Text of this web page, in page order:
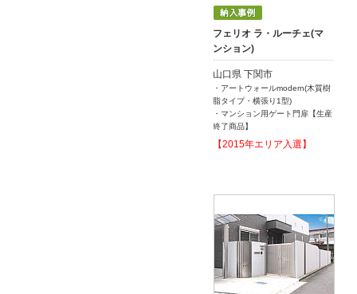
フェリオ ラ・ルーチェ(マ
ンション)
山口県 下関市
・アートウォールmodern(木質樹
脂タイプ・横張り1型)
・マンション用ゲート門扉【生産
終了商品】
【2015年エリア入選】